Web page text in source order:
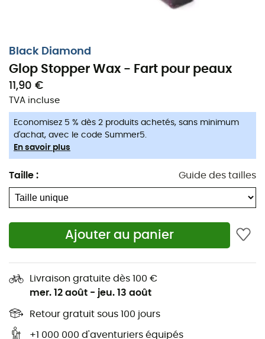
Black Diamond
Glop Stopper Wax - Fart pour peaux
11,90 €
TVA incluse
Economisez 5 % dès 2 produits achetés, sans minimum
d'achat, avec le code Summer5.
En savoir plus
Taille : Guide des tailles
Ajouter au panier
Livraison gratuite dès 100 €
mer. 12 août - jeu. 13 août
Retour gratuit sous 100 jours
+1 000 000 d'aventuriers équipés
Fart pour peaux de phoque Glop Stopper
Wax de Black Diamond.
Incontounable pour le ski de randonnée au printemps
ou lors des changements de température brutaux !
LeFart Glop Stopper Wax de Black Diamond
d'éviter l'accumulation de neige qui alourdie vos peaux